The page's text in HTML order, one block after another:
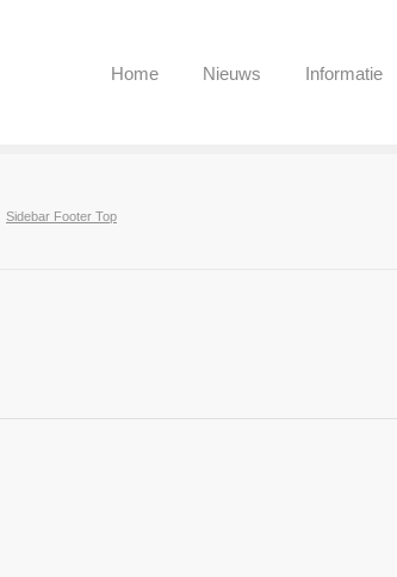
Home Nieuws Informatie
Sidebar Footer Top